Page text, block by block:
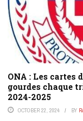
ONA : Les cartes
gourdes chaque
2024-2025
OCTOBER 22, 2024 BY